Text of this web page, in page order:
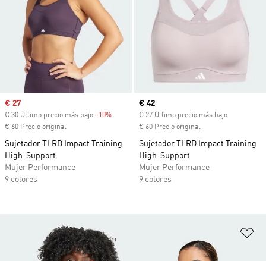
Precio de venta
€ 27
€ 30 Último precio más bajo -10% Descuento
€ 60 Precio original
Sujetador TLRD Impact Training
High-Support
Mujer Performance
9 colores
Precio actual
€ 42
€ 27 Último precio más bajo
€ 60 Precio original
Sujetador TLRD Impact Training
High-Support
Mujer Performance
9 colores